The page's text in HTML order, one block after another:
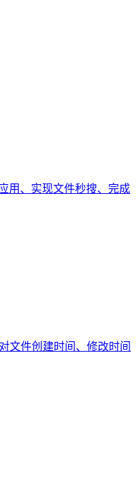
用、实现文件秒搜、完成
文件创建时间、修改时间